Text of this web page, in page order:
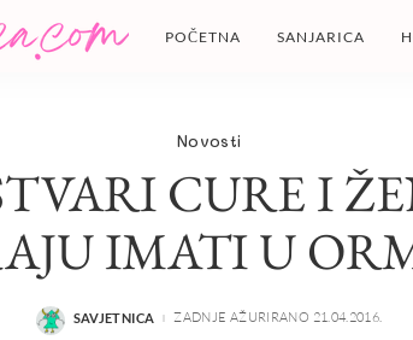
POČETNA SANJARICA
Novosti
CURE I
IMATI U
POSTED
SAVJETNICA ZADNJE AŽURIRANO 21.04.2016.